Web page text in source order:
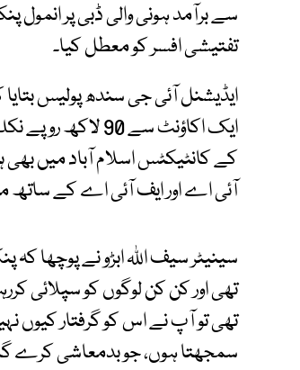
سے برآمد ہونی والی ڈبی پر انمول
تفتیشی افسر کو معطل کیا۔
ایک اکاؤنٹ سے
کے کانٹیکٹس اسلام آباد میں
آئی اے اور ایف آئی اے کے ساتھ
سینیٹر سیف اللہ ابڑو نے پوچھا
تھی تو آپ نے اس کو گرفتار
سمجھتا ہوں، جو بدمعاشی کرے